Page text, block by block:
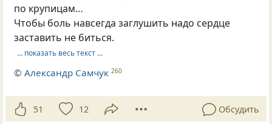
по крупицам…
Чтобы боль навсегда заглушить надо сердце
заставить не биться.
… показать весь текст …
©Александр Самчук 260
51 12 Обсудить